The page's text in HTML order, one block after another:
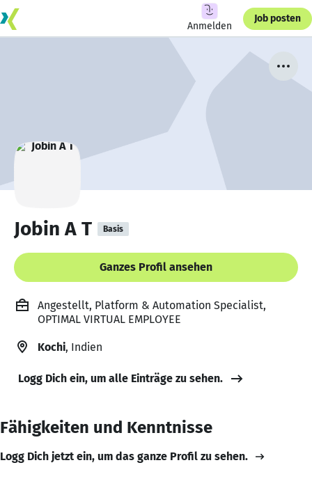
Anmelden
Job posten
Jobin A T Basis
Ganzes Profil ansehen
Angestellt, Platform & Automation Specialist,
OPTIMAL VIRTUAL EMPLOYEE
Kochi, Indien
Logg Dich ein, um alle Einträge zu sehen.
Fähigkeiten und Kenntnisse
Logg Dich jetzt ein, um das ganze Profil zu sehen.